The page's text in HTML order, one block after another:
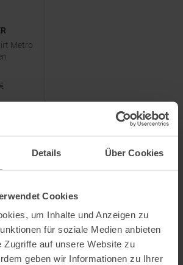
Details Über Cookies
Cookies
um Inhalte und Anzeigen zu
für soziale Medien anbieten
Zugriffe auf unsere Website zu
geben wir Informationen zu Ihrer
Metro
€
NEU